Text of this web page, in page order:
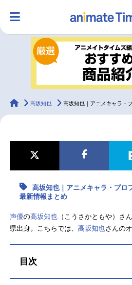
ランキング
ラジオ
最新記事一覧
アニメ記事一覧
今期アニメ曜日別一覧
春アニメ
animateTimes
高坂知也 高坂知也｜アニメキャラ・プロフ
高坂知也｜アニメキャラ・プロ
最新情報まとめ
声優の高坂知也 （こうさかともや）さ
県出身。こちらでは、 高坂知也さんの
目次